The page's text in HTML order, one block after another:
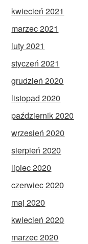
kwiecień 2021
marzec 2021
luty 2021
styczeń 2021
grudzień 2020
listopad 2020
październik 2020
wrzesień 2020
sierpień 2020
lipiec 2020
czerwiec 2020
maj 2020
kwiecień 2020
marzec 2020